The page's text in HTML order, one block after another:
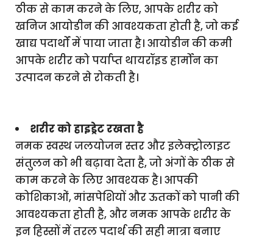
ठीक से काम करने के लिए, आपके शरीर को
खनिज आयोडीन की आवश्यकता होती है, जो कई
खाद्य पदार्थों में पाया जाता है। आयोडीन की कमी
आपके शरीर को पर्याप्त थायरॉइड हार्मोन का
उत्पादन करने से रोकती है।
शरीर को हाइड्रेट रखता है
नमक स्वस्थ जलयोजन स्तर और इलेक्ट्रोलाइट
संतुलन को भी बढ़ावा देता है, जो अंगों के ठीक से
काम करने के लिए आवश्यक है। आपकी
कोशिकाओं, मांसपेशियों और ऊतकों को पानी की
आवश्यकता होती है, और नमक आपके शरीर के
इन हिस्सों में तरल पदार्थ की सही मात्रा बनाए